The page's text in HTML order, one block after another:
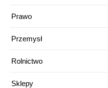
Prawo
Przemysł
Rolnictwo
Sklepy